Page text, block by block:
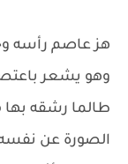
هز عاصم رأسه
وهو يشعر
طالما رشقه
الصورة عن نفسه